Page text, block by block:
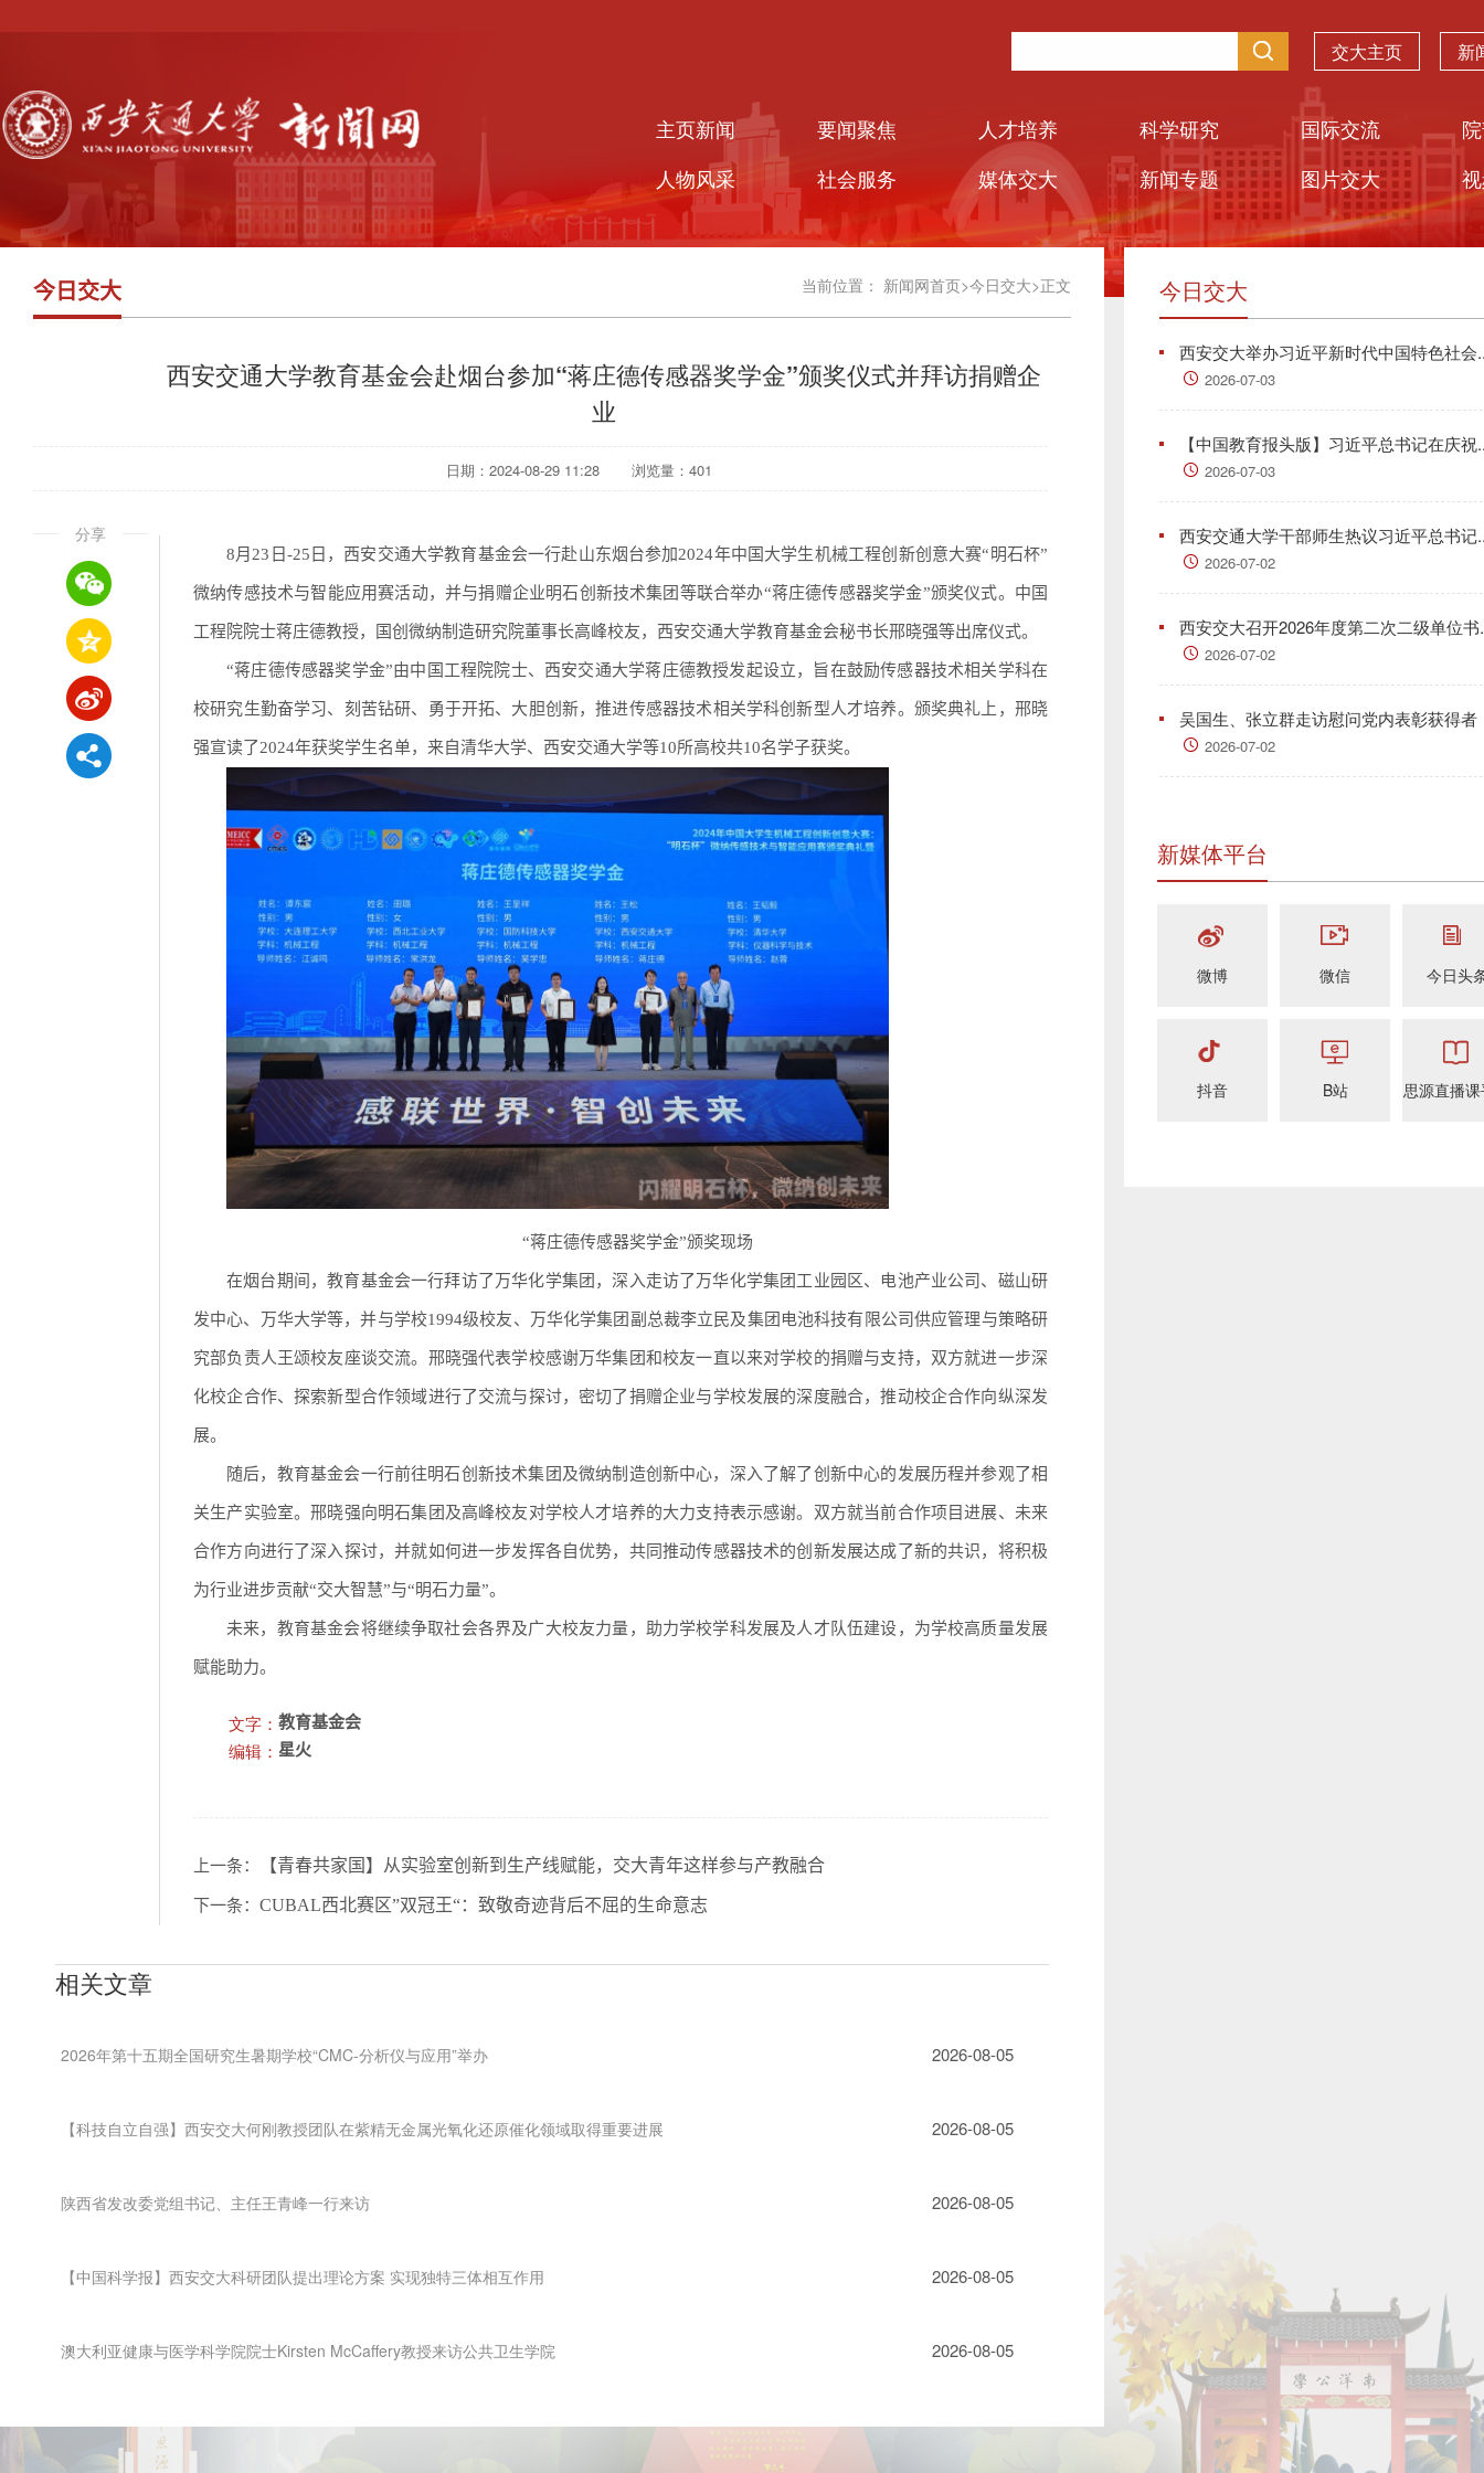
交大主页 新
主页新闻 要闻聚焦 人才培养 科学研究 国际交流
人物风采
社会服务 媒体交大 新闻专题 图片交大
当前位置： 新闻网首页>今日交大>正文
今日交大
分享
西安交通大学教育基金会赴烟台参加“蒋庄德传感器奖学金”颁奖仪式并拜访捐赠企
业
日期：2024-08-29 11:28 浏览量： 401
8月23日-25日，西安交通大学教育基金会一行赴山东烟台参加2024年中国大学生机械工程创新创意大赛“明石杯”
微纳传感技术与智能应用赛活动，并与捐赠企业明石创新技术集团等联合举办“蒋庄德传感器奖学金”颁奖仪式。中国
工程院院士蒋庄德教授，国创微纳制造研究院董事长高峰校友，西安交通大学教育基金会秘书长邢晓强等出席仪式。
“蒋庄德传感器奖学金”由中国工程院院士、西安交通大学蒋庄德教授发起设立，旨在鼓励传感器技术相关学科在
校研究生勤奋学习、刻苦钻研、勇于开拓、大胆创新，推进传感器技术相关学科创新型人才培养。颁奖典礼上，邢晓
强宣读了2024年获奖学生名单，来自清华大学、西安交通大学等10所高校共10名学子获奖。
“蒋庄德传感器奖学金”颁奖现场
在烟台期间，教育基金会一行拜访了万华化学集团，深入走访了万华化学集团工业园区、电池产业公司、磁山研
发中心、万华大学等，并与学校1994级校友、万华化学集团副总裁李立民及集团电池科技有限公司供应管理与策略研
究部负责人王颂校友座谈交流。邢晓强代表学校感谢万华集团和校友一直以来对学校的捐赠与支持，双方就进一步深
化校企合作、探索新型合作领域进行了交流与探讨，密切了捐赠企业与学校发展的深度融合，推动校企合作向纵深发
展。
随后，教育基金会一行前往明石创新技术集团及微纳制造创新中心，深入了解了创新中心的发展历程并参观了相
关生产实验室。邢晓强向明石集团及高峰校友对学校人才培养的大力支持表示感谢。双方就当前合作项目进展、未来
合作方向进行了深入探讨，并就如何进一步发挥各自优势，共同推动传感器技术的创新发展达成了新的共识，将积极
为行业进步贡献“交大智慧”与“明石力量”。
未来，教育基金会将继续争取社会各界及广大校友力量，助力学校学科发展及人才队伍建设，为学校高质量发展
赋能助力。
文字： 教育基金会
编辑： 星火
上一条： 【青春共家国】从实验室创新到生产线赋能，交大青年这样参与产教融合
下一条： CUBAL西北赛区”双冠王“：致敬奇迹背后不屈的生命意志
相关文章
2026年第十五期全国研究生暑期学校“CMC-分析仪与应用”举办 2026-08-05
【科技自立自强】西安交大何刚教授团队在紫精无金属光氧化还原催化领域取得重要进展 2026-08-05
陕西省发改委党组书记、主任王青峰一行来访 2026-08-05
【中国科学报】西安交大科研团队提出理论方案 实现独特三体相互作用 2026-08-05
澳大利亚健康与医学科学院院士Kirsten McCaffery教授来访公共卫生学院 2026-08-05
今日交大
西安交大举办习近平新时代中国特色社会
2026-07-03
【中国教育报头版】习近平总书记在庆祝
2026-07-03
西安交通大学干部师生热议习近平总书记
2026-07-02
西安交大召开2026年度第二次二级单位书
2026-07-02
吴国生、张立群走访慰问党内表彰获得者
2026-07-02
新媒体平台
微博 微信 今日头
抖音 B站 思源直播